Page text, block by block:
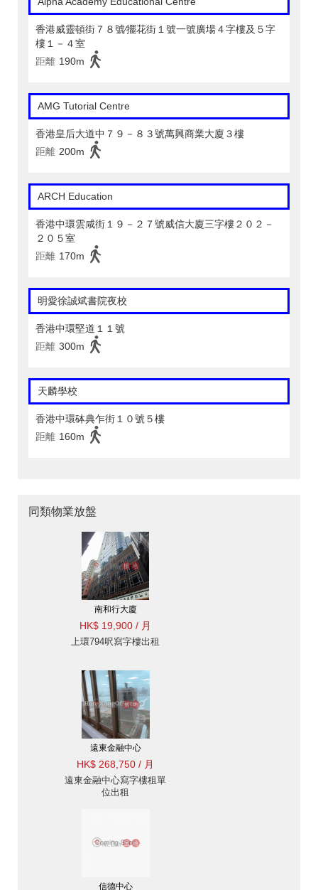
香港威靈頓街７８號∕擺花街１號一號廣場４字樓及５字
樓１－４室
距離 190m
AMG Tutorial Centre
香港皇后大道中７９－８３號萬興商業大廈３樓
距離 200m
ARCH Education
香港中環雲咸街１９－２７號威信大廈三字樓２０２－
２０５室
距離 170m
明愛徐誠斌書院夜校
香港中環堅道１１號
距離 300m
天麟學校
香港中環砵典乍街１０號５樓
距離 160m
同類物業放盤
南和行大廈
HK$ 19,900 / 月
上環794呎寫字樓出租
遠東金融中心
HK$ 268,750 / 月
遠東金融中心寫字樓租單
位出租
信德中心